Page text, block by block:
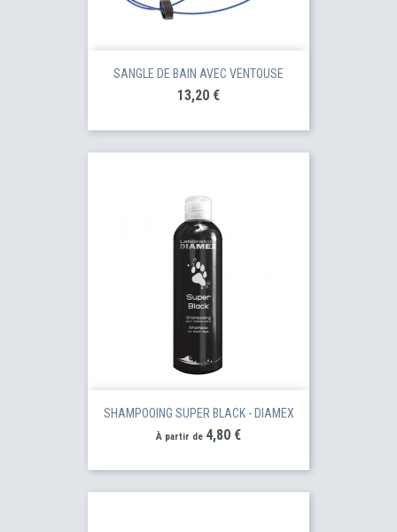
SANGLE DE BAIN AVEC VENTOUSE
Prix
13,20 €
SHAMPOOING SUPER BLACK - DIAMEX
À partir de Prix
4,80 €